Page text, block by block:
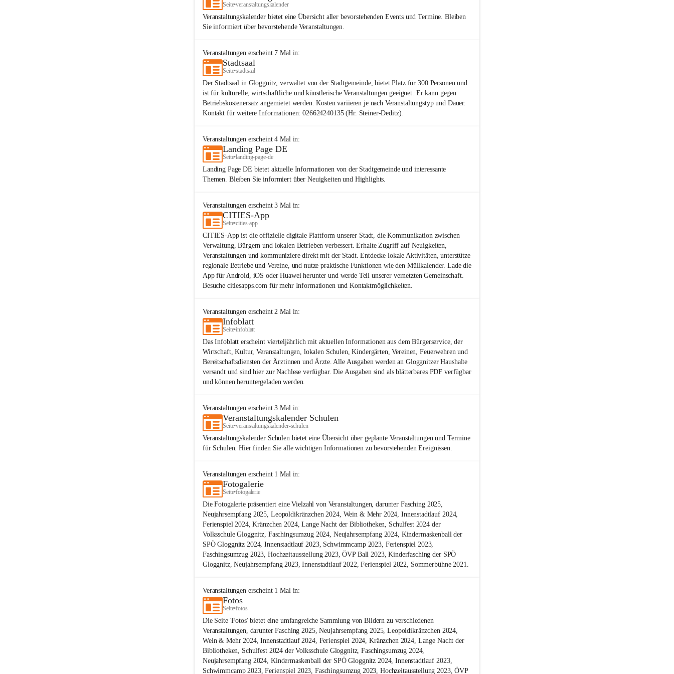
Seite•veranstaltungskalender
Veranstaltungskalender bietet eine Übersicht aller bevorstehenden Events und Termine. Bleiben
Sie informiert über bevorstehende Veranstaltungen.
Veranstaltungenerscheint 7 Mal in:
Stadtsaal
Seite•stadtsaal
Der Stadtsaal in Gloggnitz, verwaltet von der Stadtgemeinde, bietet Platz für 300 Personen und
ist für kulturelle, wirtschaftliche und künstlerische Veranstaltungen geeignet. Er kann gegen
Betriebskostenersatz angemietet werden. Kosten variieren je nach Veranstaltungstyp und Dauer.
Kontakt für weitere Informationen: 026624240135 (Hr. Steiner-Deditz).
Veranstaltungenerscheint4 Mal in:
Landing Page DE
Seite•landing-page-de
Landing Page DE bietet aktuelle Informationen von der Stadtgemeinde und interessante
Themen. Bleiben Sie informiert über Neuigkeiten und Highlights.
Veranstaltungenerscheint3 Mal in:
CITIES-App
Seite•cities-app
CITIES-App ist die offizielle digitale Plattform unserer Stadt, die Kommunikation zwischen
Verwaltung, Bürgern und lokalen Betrieben verbessert. Erhalte Zugriff auf Neuigkeiten,
Veranstaltungen und kommuniziere direkt mit der Stadt. Entdecke lokale Aktivitäten, unterstütze
regionale Betriebe und Vereine, und nutze praktische Funktionen wie den Müllkalender. Lade die
App für Android, iOS oder Huawei herunter und werde Teil unserer vernetzten Gemeinschaft.
Besuche citiesapps.com für mehr Informationen und Kontaktmöglichkeiten.
Veranstaltungenerscheint2 Mal in:
Infoblatt
Seite•infoblatt
Das Infoblatt erscheint vierteljährlich mit aktuellen Informationen aus dem Bürgerservice, der
Wirtschaft, Kultur, Veranstaltungen, lokalen Schulen, Kindergärten, Vereinen, Feuerwehren und
Bereitschaftsdiensten der Ärztinnen und Ärzte. Alle Ausgaben werden an Gloggnitzer Haushalte
versandt und sind hier zur Nachlese verfügbar. Die Ausgaben sind als blätterbares PDF verfügbar
und können heruntergeladen werden.
Veranstaltungenerscheint3 Mal in:
Veranstaltungskalender Schulen
Seite•veranstaltungskalender-schulen
Veranstaltungskalender Schulen bietet eine Übersicht über geplante Veranstaltungen und Termine
für Schulen. Hier finden Sie alle wichtigen Informationen zu bevorstehenden Ereignissen.
Veranstaltungenerscheint 1 Mal in:
Fotogalerie
Seite•fotogalerie
Die Fotogalerie präsentiert eine Vielzahl von Veranstaltungen, darunter Fasching 2025,
Neujahrsempfang 2025, Leopoldikränzchen 2024, Wein & Mehr 2024, Innenstadtlauf 2024,
Ferienspiel 2024, Kränzchen 2024, Lange Nacht der Bibliotheken, Schulfest 2024 der
Volksschule Gloggnitz, Faschingsumzug 2024, Neujahrsempfang 2024, Kindermaskenball der
SPÖ Gloggnitz 2024, Innenstadtlauf 2023, Schwimmcamp 2023, Ferienspiel 2023,
Faschingsumzug 2023, Hochzeitausstellung 2023, ÖVP Ball 2023, Kinderfasching der SPÖ
Gloggnitz, Neujahrsempfang 2023, Innenstadtlauf 2022, Ferienspiel 2022, Sommerbühne 2021.
Veranstaltungenerscheint 1 Mal in:
Fotos
Seite•fotos
Die Seite 'Fotos' bietet eine umfangreiche Sammlung von Bildern zu verschiedenen
Veranstaltungen, darunter Fasching 2025, Neujahrsempfang 2025, Leopoldikränzchen 2024,
Wein & Mehr 2024, Innenstadtlauf 2024, Ferienspiel 2024, Kränzchen 2024, Lange Nacht der
Bibliotheken, Schulfest 2024 der Volksschule Gloggnitz, Faschingsumzug 2024,
Neujahrsempfang 2024, Kindermaskenball der SPÖ Gloggnitz 2024, Innenstadtlauf 2023,
Schwimmcamp 2023, Ferienspiel 2023, Faschingsumzug 2023, Hochzeitausstellung 2023, ÖVP